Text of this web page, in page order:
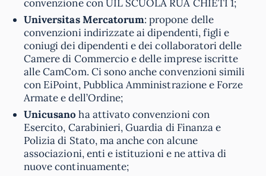
convenzione con UIL SCUOLA RUA CHIETI 1;
Universitas Mercatorum: propone delle
convenzioni indirizzate ai dipendenti, figli e
coniugi dei dipendenti e dei collaboratori delle
Camere di Commercio e delle imprese iscritte
alle CamCom. Ci sono anche convenzioni simili
con EiPoint, Pubblica Amministrazione e Forze
Armate e dell’Ordine;
Unicusano ha attivato convenzioni con
Esercito, Carabinieri, Guardia di Finanza e
Polizia di Stato, ma anche con alcune
associazioni, enti e istituzioni e ne attiva di
nuove continuamente;